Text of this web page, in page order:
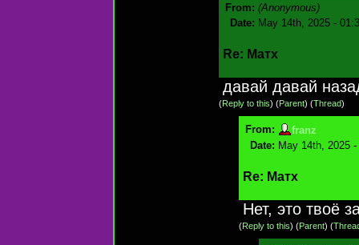
From: (Anonymous)
Date: May 14th, 2025 -
Re: Матх
давай давай
(Reply to this) (Parent) (Thread)
From:
franz
Date: May 14th, 2025
Re: Матх
Нет, это твоё
(Reply to this) (Parent) (